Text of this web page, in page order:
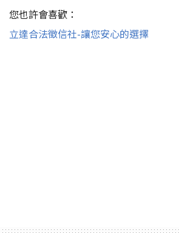
您也許會喜歡：
立達合法徵信社-讓您安心的選擇